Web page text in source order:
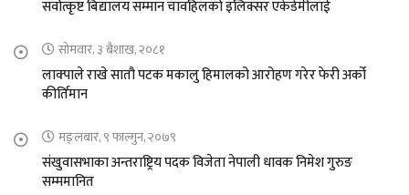
सर्वोत्कृष्ट बिद्यालय सम्मान चावहिलको इलिक्सर एकेडेमीलाई
सोमवार, ३ बैशाख, २०८१
लाक्पाले राखे सातौ पटक मकालु हिमालको आरोहण गरेर फेरी अर्को
कीर्तिमान
मङ्लबार, ९ फाल्गुन, २०७९
संखुवासभाका अन्तराष्ट्रिय पदक विजेता नेपाली धावक निमेश गुरुङ
सम्ममानित